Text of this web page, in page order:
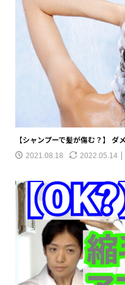
【シャンプーで髪が傷む？】
2021.08.18 2022.05.14